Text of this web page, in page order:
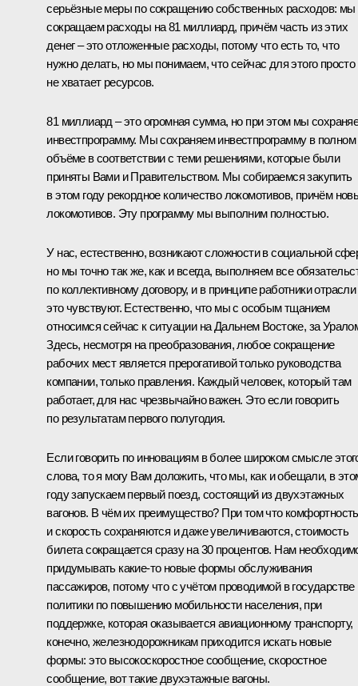
серьёзные меры по сокращению собственных расходов: мы
сокращаем расходы на 81 миллиард, причём часть из этих
денег – это отложенные расходы, потому что есть то, что
нужно делать, но мы понимаем, что сейчас для этого просто
не хватает ресурсов.
81 миллиард – это огромная сумма, но при этом мы
инвестпрограмму. Мы сохраняем инвестпрограмму в полном
объёме в соответствии с теми решениями, которые были
приняты Вами и Правительством. Мы собираемся закупить
в этом году рекордное количество локомотивов, причём
локомотивов. Эту программу мы выполним полностью.
У нас, естественно, возникают сложности в социальной
но мы точно так же, как и всегда, выполняем все
по коллективному договору, и в принципе работники отрасли
это чувствуют. Естественно, что мы с особым тщанием
относимся сейчас к ситуации на Дальнем Востоке, за
Здесь, несмотря на преобразования, любое сокращение
рабочих мест является прерогативой только руководства
компании, только правления. Каждый человек, который там
работает, для нас чрезвычайно важен. Это если говорить
по результатам первого полугодия.
Если говорить по инновациям в более широком смысле
слова, то я могу Вам доложить, что мы, как и обещали, в
году запускаем первый поезд, состоящий из двухэтажных
вагонов. В чём их преимущество? При том что комфортность
и скорость сохраняются и даже увеличиваются, стоимость
билета сокращается сразу на 30 процентов. Нам
придумывать какие‑то новые формы обслуживания
пассажиров, потому что с учётом проводимой в государстве
политики по повышению мобильности населения, при
поддержке, которая оказывается авиационному транспорту,
конечно, железнодорожникам приходится искать новые
формы: это высокоскоростное сообщение, скоростное
сообщение, вот такие двухэтажные вагоны.